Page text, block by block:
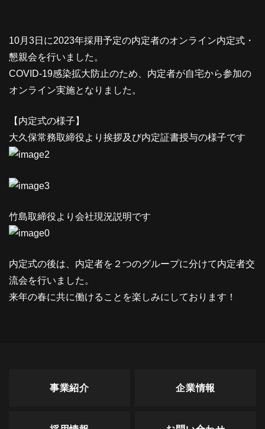
10月3日に2023年採用予定の内定者のオンライン内定式・
懇親会を行いました。
COVID-19感染拡大防止のため、内定者が自宅から参加の
オンライン実施となりました。
【内定式の様子】
大久保常務取締役より挨拶及び内定証書授与の様子です
竹島取締役より会社現況説明です
内定式の後は、内定者を２つのグループに分けて内定者交
流会を行いました。
来年の春に共に働けることを楽しみにしております！
事業紹介 企業情報